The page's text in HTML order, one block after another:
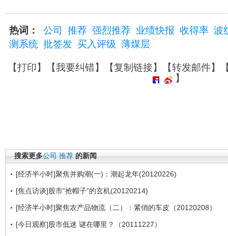
热词： 公司 推荐 强烈推荐 业绩快报 收得率 波
测系统 批签发 买入评级 薄煤层
【打印】【我要纠错】【复制链接】【转发邮件】
】
搜索更多公司 推荐 的新闻
[经济半小时]聚焦并购潮(一)：潮起龙年(20120226)
[焦点访谈]股市“抢帽子”的玄机(20120214)
[经济半小时]聚焦农产品物流（二）：紧俏的车皮（20120208）
[今日观察]股市低迷 谜在哪里？（20111227）